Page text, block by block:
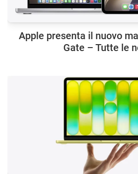
Apple presenta il nuovo
Gate – Tutte le